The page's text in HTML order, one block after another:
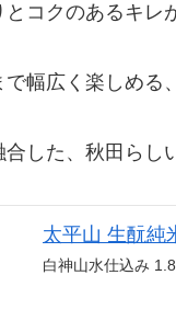
コクのあるキレ
幅広く楽しめる
した、秋田らし
太平山 生酛純
白神山水仕込み